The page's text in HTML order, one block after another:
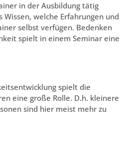
in der Ausbildung tätig
welche Erfahrungen und
selbst verfügen. Bedenken
spielt in einem Seminar eine
spielt die
eine große Rolle. D.h. kleinere
sind hier meist mehr zu